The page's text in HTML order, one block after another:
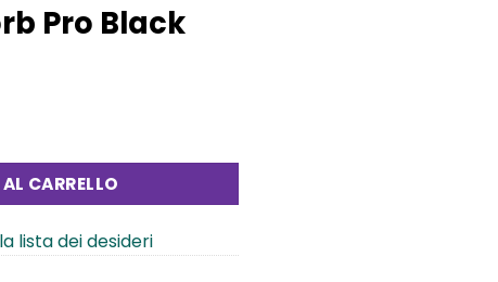
Pro Black
quantità
CARRELLO
lista dei desideri